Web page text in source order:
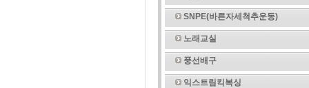
SNPE(바른자세척추운동)
노래교실
풍선배구
익스트림킥복싱